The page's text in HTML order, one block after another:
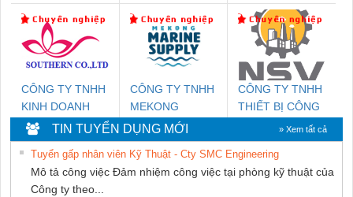
CÁP ĐIỆN
THƯỢNG ĐÌNH
CÔNG TY TNHH
KINH DOANH
DỊCH VỤ XNK
PHƯƠNG NAM
CÔNG TY TNHH
MEKONG
MARINE
SUPPLY
CÔNG TY TNHH
THIẾT BỊ CÔNG
NGHIỆP NIHON
SETSUBI VIỆT
NAM
TIN TUYỂN DỤNG MỚI » Xem tất cả
Tuyển gấp nhân viên Kỹ Thuật - Cty SMC Engineering
Mô tả công việc Đảm nhiệm công việc tại phòng kỹ thuật của
Công ty theo...